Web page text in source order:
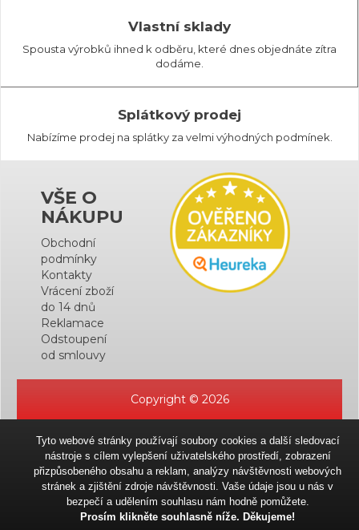
Vlastní sklady
Spousta výrobků ihned k odběru, které dnes objednáte zítra
dodáme.
Splátkový prodej
Nabízíme prodej na splátky za velmi výhodných podmínek.
VŠE O
NÁKUPU
Obchodní
podmínky
Kontakty
Vrácení zboží
do 14 dnů
Reklamace
Odstoupení
od smlouvy
Copyright © 2026
Tyto webové stránky používají soubory cookies a další sledovací
nástroje s cílem vylepšení uživatelského prostředí, zobrazení
přizpůsobeného obsahu a reklam, analýzy návštěvnosti webových
stránek a zjištění zdroje návštěvnosti. Vaše údaje jsou u nás v
bezpečí a udělením souhlasu nám hodně pomůžete.
Prosím klikněte souhlasně níže. Děkujeme!